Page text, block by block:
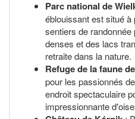
Parc national de
éblouissant est situé
sentiers de
denses et des lacs
retraite dans la nature.
Refuge de la faune
pour les passionnés
endroit spectaculaire
impressionnante